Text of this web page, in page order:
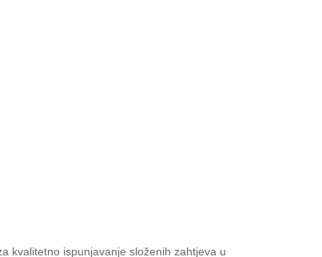
kvalitetno ispunjavanje složenih zahtjeva u